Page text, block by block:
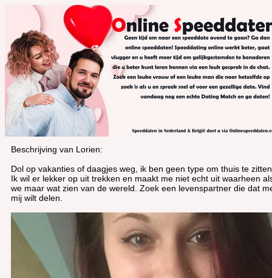
Beschrijving van Lorien:
Dol op vakanties of daagjes weg, ik ben geen type om thuis te
Ik wil er lekker op uit trekken en maakt me niet echt uit waarheen
we maar wat zien van de wereld. Zoek een levenspartner die dat
mij wilt delen.